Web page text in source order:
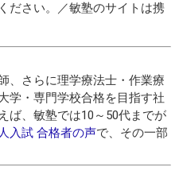
ださい。／敏塾のサイトは携
、さらに理学療法士・作業療
学・専門学校合格を目指す社
ば、敏塾では10～50代までが
入試 合格者の声で、その一部